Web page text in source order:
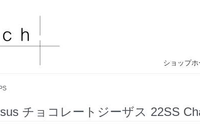
ショップホ
チョコレートジーザス 22SS